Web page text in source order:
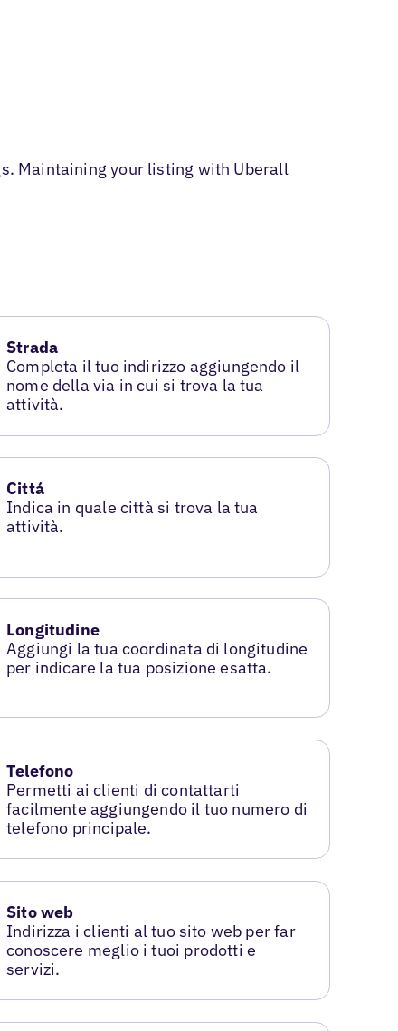
Maintaining your listing with Uberall
Strada
Completa il tuo indirizzo aggiungendo il
nome della via in cui si trova la tua
attività.
Cittá
Indica in quale città si trova la tua
attività.
Longitudine
Aggiungi la tua coordinata di longitudine
per indicare la tua posizione esatta.
Telefono
Permetti ai clienti di contattarti
facilmente aggiungendo il tuo numero di
telefono principale.
Sito web
Indirizza i clienti al tuo sito web per far
conoscere meglio i tuoi prodotti e
servizi.